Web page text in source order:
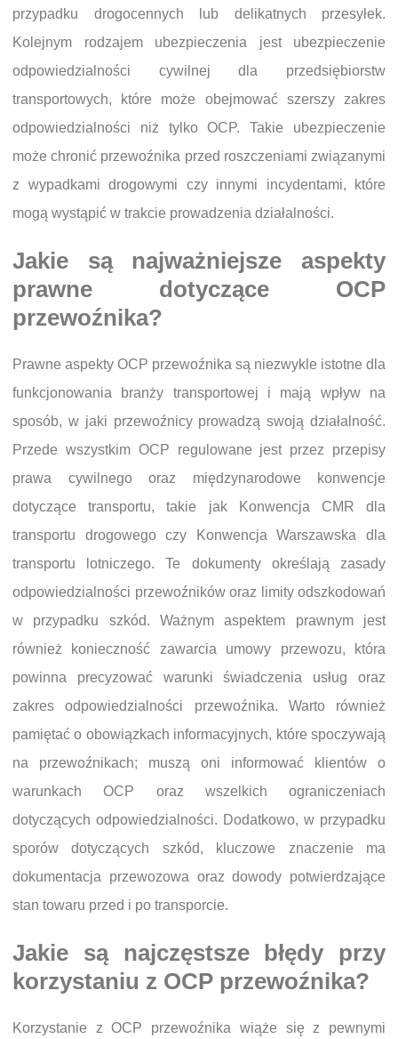
przypadku drogocennych lub delikatnych przesyłek.
Kolejnym rodzajem ubezpieczenia jest ubezpieczenie
odpowiedzialności cywilnej dla przedsiębiorstw
transportowych, które może obejmować szerszy zakres
odpowiedzialności niż tylko OCP. Takie ubezpieczenie
może chronić przewoźnika przed roszczeniami związanymi
z wypadkami drogowymi czy innymi incydentami, które
mogą wystąpić w trakcie prowadzenia działalności.
Jakie są najważniejsze aspekty
prawne dotyczące OCP
przewoźnika?
Prawne aspekty OCP przewoźnika są niezwykle istotne dla
funkcjonowania branży transportowej i mają wpływ na
sposób, w jaki przewoźnicy prowadzą swoją działalność.
Przede wszystkim OCP regulowane jest przez przepisy
prawa cywilnego oraz międzynarodowe konwencje
dotyczące transportu, takie jak Konwencja CMR dla
transportu drogowego czy Konwencja Warszawska dla
transportu lotniczego. Te dokumenty określają zasady
odpowiedzialności przewoźników oraz limity odszkodowań
w przypadku szkód. Ważnym aspektem prawnym jest
również konieczność zawarcia umowy przewozu, która
powinna precyzować warunki świadczenia usług oraz
zakres odpowiedzialności przewoźnika. Warto również
pamiętać o obowiązkach informacyjnych, które spoczywają
na przewoźnikach; muszą oni informować klientów o
warunkach OCP oraz wszelkich ograniczeniach
dotyczących odpowiedzialności. Dodatkowo, w przypadku
sporów dotyczących szkód, kluczowe znaczenie ma
dokumentacja przewozowa oraz dowody potwierdzające
stan towaru przed i po transporcie.
Jakie są najczęstsze błędy przy
korzystaniu z OCP przewoźnika?
Korzystanie z OCP przewoźnika wiąże się z pewnymi